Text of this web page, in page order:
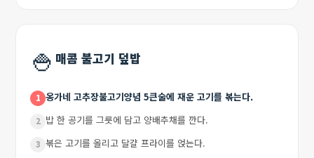
🍚 매콤 불고기 덮밥
1 옹가네 고추장불고기양념 5큰술에 재운 고기를 볶는다.
2 밥 한 공기를 그릇에 담고 양배추채를 깐다.
3 볶은 고기를 올리고 달걀 프라이를 얹는다.